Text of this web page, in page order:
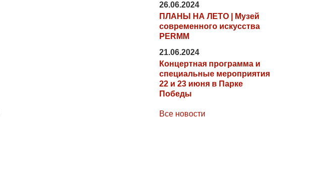
26.06.2024
ПЛАНЫ НА ЛЕТО | Музей
современного искусства
PERMM
21.06.2024
Концертная программа и
специальные мероприятия
22 и 23 июня в Парке
Победы
Все новости